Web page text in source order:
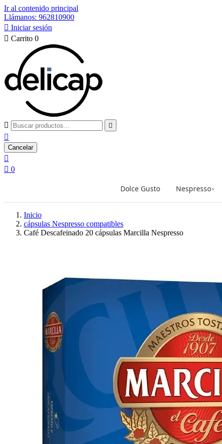
Ir al contenido principal
Llámanos: 962810900
 Iniciar sesión
 Carrito 0
 

Cancelar

 0
Dolce Gusto Nespresso›
Inicio
cápsulas Nespresso compatibles
Café Descafeinado 20 cápsulas Marcilla Nespresso